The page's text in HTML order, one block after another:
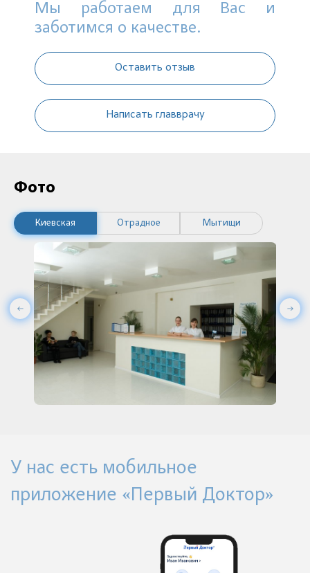
Мы работаем для Вас и
заботимся о качестве.
Оставить отзыв
Написать главврачу
Фото
Киевская Отрадное Мытищи
У нас есть мобильное
приложение «Первый Доктор»